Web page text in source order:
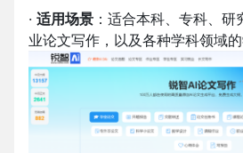
· 适用场景 ：适合本科、专科、
业论文写作，以及各种学科领域的